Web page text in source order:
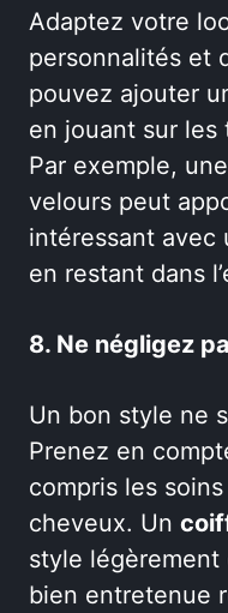
Adaptez votre
personnalités et
pouvez ajouter
en jouant sur les
Par exemple, une
velours peut
intéressant avec
en restant dans
8. Ne négligez
Un bon style ne
Prenez en
compris les
cheveux. Un
style
bien entretenue